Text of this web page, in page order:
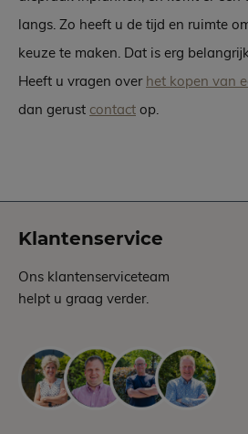
langs. Zo heeft u de tijd en ruimte
keuze te maken. Dat is erg
Heeft u vragen over het kopen van
dan gerust contact op.
Klantenservice
Ons klantenserviceteam
helpt u graag verder.